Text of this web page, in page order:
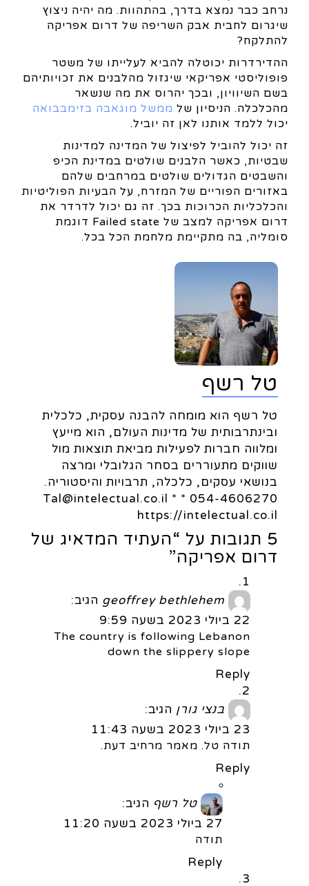
נרחב כבר נמצא בדרך, בהתהוות. מה יהיה ניצוץ
שיגרום לחבית אבק השריפה של דרום אפריקה
להתלקח?
ההדירדרות יכוטלה להביא לעלייתו של משטר
פופוליסטי אפריקאי שיגזול מהלבנים את זכויותיהם
בשם השיוויון, ובכך יהרוס את מה שנשאר
מהכלכלה. הניסיון של ממשל מוגאבה בזימבבואה
יכול ללמד אותנו לאן זה יוביל.
זה יכול להוביל לפיצול של המדינה למדינות
שבטיות, כאשר הלבנים שולטים במדינת הכיפ
והשבטים הגדולים שולטים במרחבים שלהם
באזורים הפוריים של המזרח, על הבעיות הפוליטיות
והכלכליות הכרוכות בכך. זה גם יכול לדרדר את
דרום אפריקה למצב של Failed state דוגמת
סומליה, בה מתקיימת מלחמת הכל בכל.
טל רשף
טל רשף הוא מומחה להבנה עסקית, כלכלית
ובינתרבותית של מדינות העולם, הוא מייעץ
ומלווה חברות לפעילות מביאת תוצאות מול
שווקים מתעוררים בסחר הגלובלי ומרצה
בנושאי עסקים, כלכלה, תרבויות והיסטוריה.
054-4606270 * Tal@intelectual.co.il *
https://intelectual.co.il
5 תגובות על “העתיד המדאיג של
דרום אפריקה”
geoffrey bethlehem הגיב:
22 ביולי 2023 בשעה 9:59
The country is following Lebanon
down the slippery slope
Reply
בנצי גורן הגיב:
23 ביולי 2023 בשעה 11:43
תודה טל. מאמר מרחיב דעת.
Reply
טל רשף הגיב:
27 ביולי 2023 בשעה 11:20
תודה
Reply